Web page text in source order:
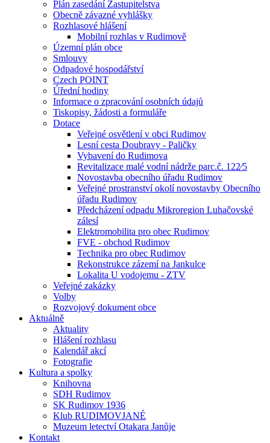
Plán zasedání Zastupitelstva
Obecně závazné vyhlášky
Rozhlasové hlášení
Mobilní rozhlas v Rudimově
Územní plán obce
Smlouvy
Odpadové hospodářství
Czech POINT
Úřední hodiny
Informace o zpracování osobních údajů
Tiskopisy, žádosti a formuláře
Dotace
Veřejné osvětlení v obci Rudimov
Lesní cesta Doubravy - Paličky
Vybavení do Rudimova
Revitalizace malé vodní nádrže parc.č. 122⁄5
Novostavba obecního úřadu Rudimov
Veřejné prostranství okolí novostavby Obecního
úřadu Rudimov
Předcházení odpadu Mikroregion Luhačovské
zálesí
Elektromobilita pro obec Rudimov
FVE - obchod Rudimov
Technika pro obec Rudimov
Rekonstrukce zázemí na Jankulce
Lokalita U vodojemu - ZTV
Veřejné zakázky
Volby
Rozvojový dokument obce
Aktuálně
Aktuality
Hlášení rozhlasu
Kalendář akcí
Fotografie
Kultura a spolky
Knihovna
SDH Rudimov
SK Rudimov 1936
Klub RUDIMOVJANÉ
Muzeum letectví Otakara Janůje
Kontakt